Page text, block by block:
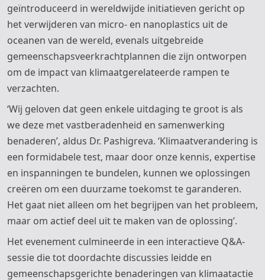
geïntroduceerd in wereldwijde initiatieven gericht op
het verwijderen van micro- en nanoplastics uit de
oceanen van de wereld, evenals uitgebreide
gemeenschapsveerkrachtplannen die zijn ontworpen
om de impact van klimaatgerelateerde rampen te
verzachten.
‘Wij geloven dat geen enkele uitdaging te groot is als
we deze met vastberadenheid en samenwerking
benaderen’, aldus Dr. Pashigreva. ‘Klimaatverandering is
een formidabele test, maar door onze kennis, expertise
en inspanningen te bundelen, kunnen we oplossingen
creëren om een ​​duurzame toekomst te garanderen.
Het gaat niet alleen om het begrijpen van het probleem,
maar om actief deel uit te maken van de oplossing’.
Het evenement culmineerde in een interactieve Q&A-
sessie die tot doordachte discussies leidde en
gemeenschapsgerichte benaderingen van klimaatactie